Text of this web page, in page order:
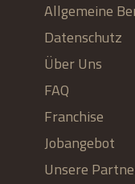
Allgemeine
Datenschutz
Über Uns
FAQ
Franchise
Jobangebot
Unsere